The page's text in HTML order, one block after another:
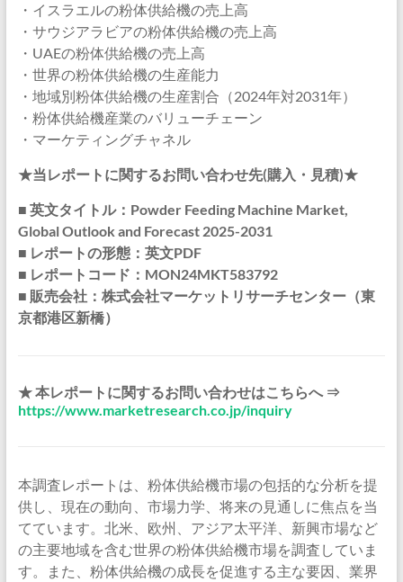
・イスラエルの粉体供給機の売上高
・サウジアラビアの粉体供給機の売上高
・UAEの粉体供給機の売上高
・世界の粉体供給機の生産能力
・地域別粉体供給機の生産割合（2024年対2031年）
・粉体供給機産業のバリューチェーン
・マーケティングチャネル
★当レポートに関するお問い合わせ先(購入・見積)★
■ 英文タイトル：Powder Feeding Machine Market,
Global Outlook and Forecast 2025-2031
■ レポートの形態：英文PDF
■ レポートコード：MON24MKT583792
■ 販売会社：株式会社マーケットリサーチセンター（東
京都港区新橋）
★ 本レポートに関するお問い合わせはこちらへ ⇒
https://www.marketresearch.co.jp/inquiry
本調査レポートは、粉体供給機市場の包括的な分析を提
供し、現在の動向、市場力学、将来の見通しに焦点を当
てています。北米、欧州、アジア太平洋、新興市場など
の主要地域を含む世界の粉体供給機市場を調査していま
す。また、粉体供給機の成長を促進する主な要因、業界